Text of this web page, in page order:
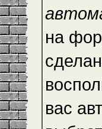
на
вас